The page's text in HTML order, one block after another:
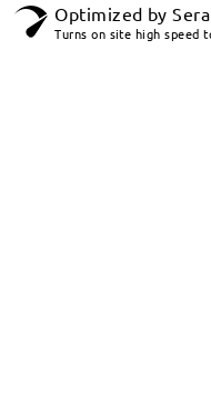
Optimized by
Turns on site high speed